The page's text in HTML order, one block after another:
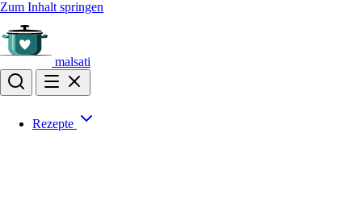
Zum Inhalt springen
malsati
Rezepte